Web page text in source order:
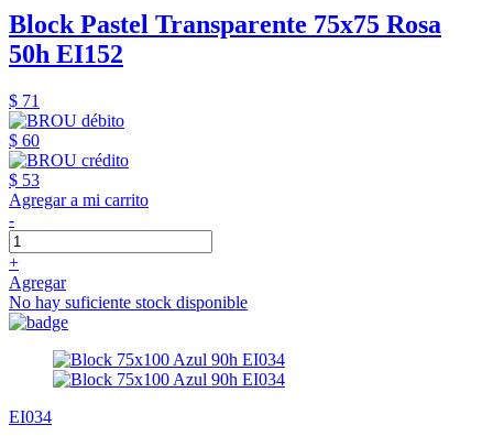
Block Pastel Transparente 75x75 Rosa
50h EI152
$ 71
$ 60
$ 53
Agregar a mi carrito
-
+
Agregar
No hay suficiente stock disponible
EI034